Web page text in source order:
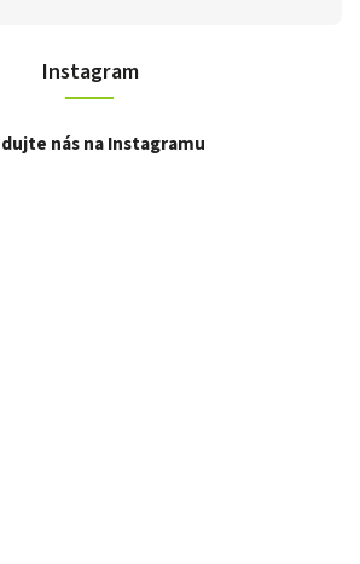
Instagram
nás na Instagramu